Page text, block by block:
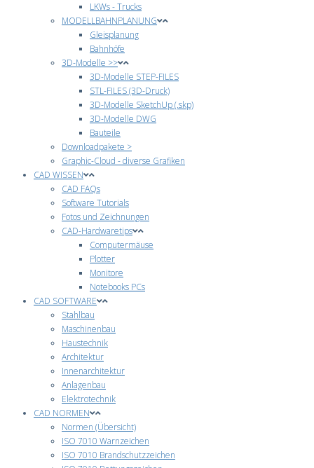
LKWs - Trucks
MODELLBAHNPLANUNG
Gleisplanung
Bahnhöfe
3D-Modelle >>
3D-Modelle STEP-FILES
STL-FILES (3D-Druck)
3D-Modelle SketchUp (.skp)
3D-Modelle DWG
Bauteile
Downloadpakete >
Graphic-Cloud - diverse Grafiken
CAD WISSEN
CAD FAQs
Software Tutorials
Fotos und Zeichnungen
CAD-Hardwaretips
Computermäuse
Plotter
Monitore
Notebooks PCs
CAD SOFTWARE
Stahlbau
Maschinenbau
Haustechnik
Architektur
Innenarchitektur
Anlagenbau
Elektrotechnik
CAD NORMEN
Normen (Übersicht)
ISO 7010 Warnzeichen
ISO 7010 Brandschutzzeichen